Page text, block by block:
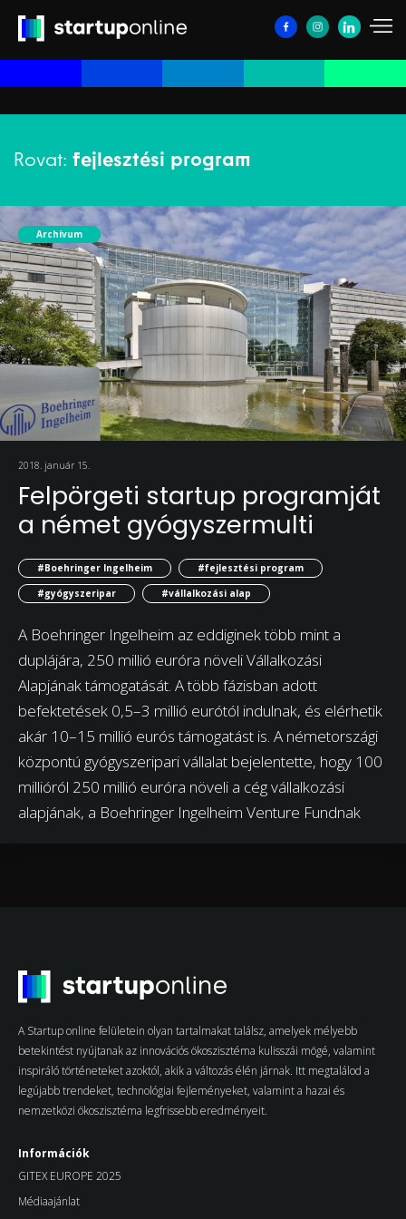
Rovat: fejlesztési program
Archívum
2018. január 15.
Felpörgeti startup programját
a német gyógyszermulti
#Boehringer Ingelheim
#fejlesztési program
#gyógyszeripar
#vállalkozási alap
A Boehringer Ingelheim az eddiginek több mint a
duplájára, 250 millió euróra növeli Vállalkozási
Alapjának támogatását. A több fázisban adott
befektetések 0,5–3 millió eurótól indulnak, és elérhetik
akár 10–15 millió eurós támogatást is. A németországi
központú gyógyszeripari vállalat bejelentette, hogy 100
millióról 250 millió euróra növeli a cég vállalkozási
alapjának, a Boehringer Ingelheim Venture Fundnak
A Startup online felületein olyan tartalmakat találsz, amelyek mélyebb
betekintést nyújtanak az innovációs ökoszisztéma kulisszái mögé, valamint
inspiráló történeteket azoktól, akik a változás élén járnak. Itt megtalálod a
legújabb trendeket, technológiai fejleményeket, valamint a hazai és
nemzetközi ökoszisztéma legfrissebb eredményeit.
Információk
GITEX EUROPE 2025
Médiaajánlat